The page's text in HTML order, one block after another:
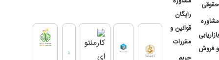
حقوقی
مشاوره
بازاریابی
و فروش
رایگان
قوانین و
مقررات